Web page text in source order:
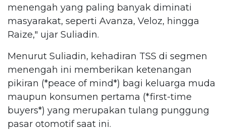
menengah yang paling banyak diminati
masyarakat, seperti Avanza, Veloz, hingga
Raize," ujar Suliadin.
Menurut Suliadin, kehadiran TSS di segmen
menengah ini memberikan ketenangan
pikiran (*peace of mind*) bagi keluarga muda
maupun konsumen pertama (*first-time
buyers*) yang merupakan tulang punggung
pasar otomotif saat ini.